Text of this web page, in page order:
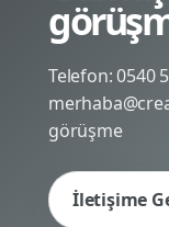
Telefon:0540
görüşme
İletişime